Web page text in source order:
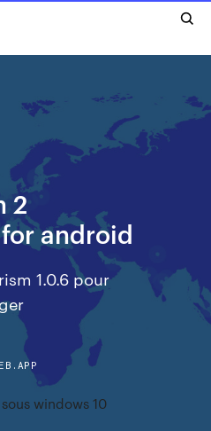
2
android
1.0.6 pour
windows 10